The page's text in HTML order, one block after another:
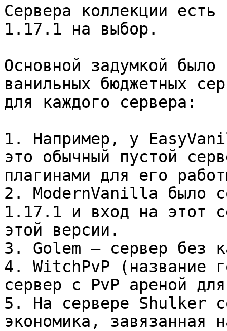
Сервера коллекции
1.17.1 на выбор.
Основной задумкой было
ванильных бюджетных
для каждого сервера:
1. Например, у
это обычный пустой
плагинами для его
2. ModernVanilla было
1.17.1 и вход на этот
этой версии.
3. Golem — сервер без
4. WitchPvP (название
сервер с PvP ареной
5. На сервере Shulker
экономика, завязанная